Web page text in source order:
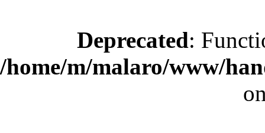
Deprecated:
/home/m/malaro/www/